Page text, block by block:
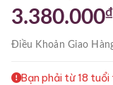
3.380.000₫
Điều KhoảnGiao
Bạn phải từ 18